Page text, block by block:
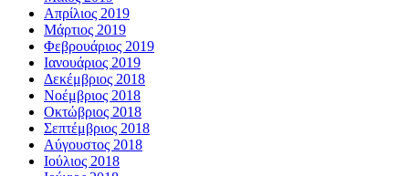
Απρίλιος 2019
Μάρτιος 2019
Φεβρουάριος 2019
Ιανουάριος 2019
Δεκέμβριος 2018
Νοέμβριος 2018
Οκτώβριος 2018
Σεπτέμβριος 2018
Αύγουστος 2018
Ιούλιος 2018